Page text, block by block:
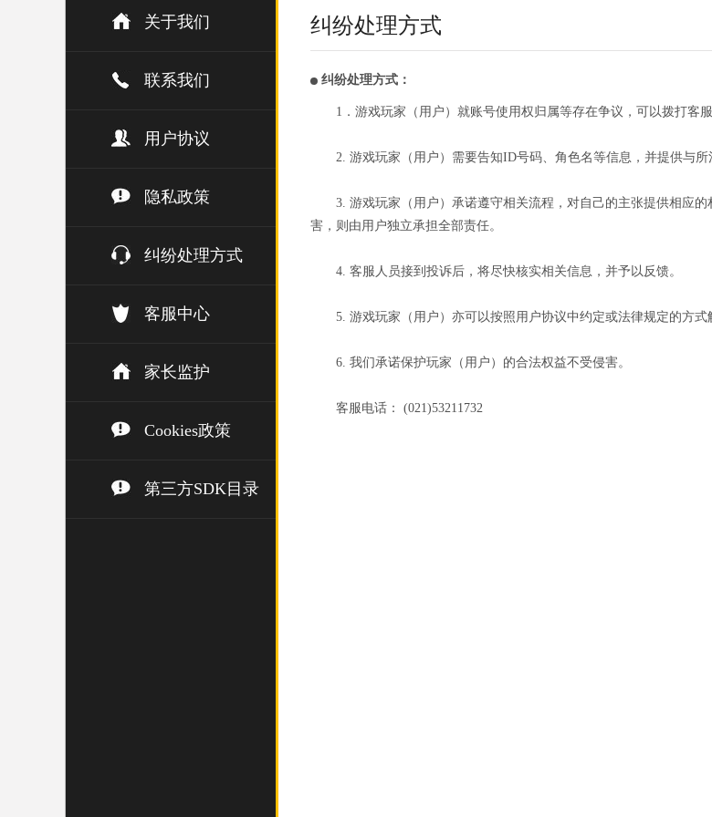
关于我们
联系我们
用户协议
隐私政策
纠纷处理方式
客服中心
家长监护
Cookies政策
第三方SDK目录
纠纷处理方式
纠纷处理方式：
1．游戏玩家（用户）就账号使用权归属等存在争议，可以拨打客
2. 游戏玩家（用户）需要告知ID号码、角色名等信息，并提供与
3. 游戏玩家（用户）承诺遵守相关流程，对自己的主张提供相应
害，则由用户独立承担全部责任。
4. 客服人员接到投诉后，将尽快核实相关信息，并予以反馈。
5. 游戏玩家（用户）亦可以按照用户协议中约定或法律规定的方式
6. 我们承诺保护玩家（用户）的合法权益不受侵害。
客服电话： (021)53211732